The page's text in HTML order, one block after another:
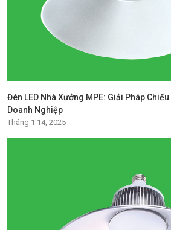
Đèn LED Nhà Xưởng MPE: Giải Pháp
Doanh Nghiệp
Tháng 1 14, 2025